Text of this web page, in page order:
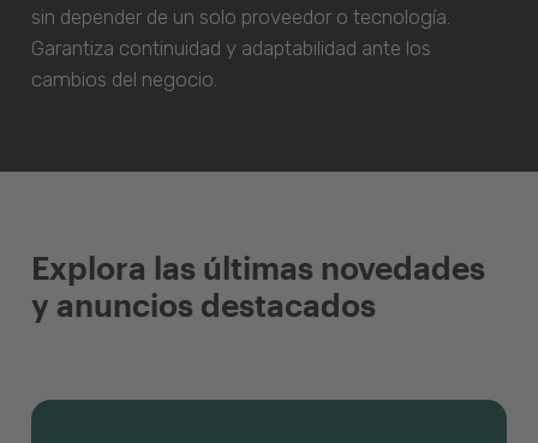
sin depender de un solo proveedor o tecnología.
Garantiza continuidad y adaptabilidad ante los
cambios del negocio.
Explora las últimas novedades
y anuncios destacados